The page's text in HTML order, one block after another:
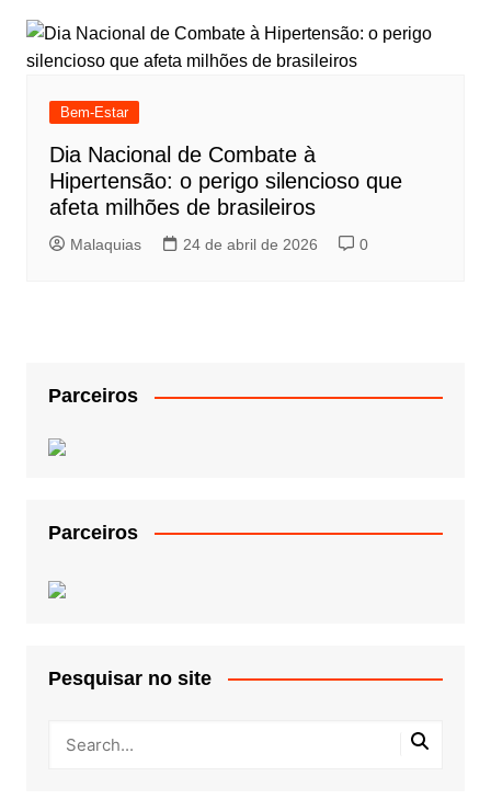
Bem-Estar
Dia Nacional de Combate à
Hipertensão: o perigo silencioso que
afeta milhões de brasileiros
Malaquias 24 de abril de 2026 0
Parceiros
Parceiros
Pesquisar no site